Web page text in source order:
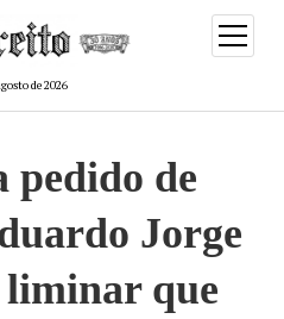
de 2026
menu
de
pedido de
Jorge
liminar que